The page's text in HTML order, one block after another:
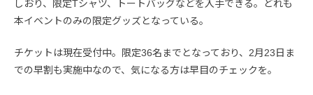
しおり、限定Tシャツ、トートバッグなどを入手できる。どれも
本イベントのみの限定グッズとなっている。
チケットは現在受付中。限定36名までとなっており、2月23日ま
での早割も実施中なので、気になる方は早目のチェックを。